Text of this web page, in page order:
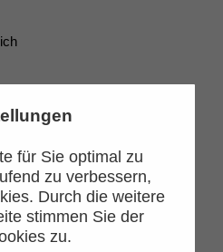
für Sie optimal zu
zu verbessern,
Durch die weitere
stimmen Sie der
zu.
in
– Vielseitiger
Altersgruppen